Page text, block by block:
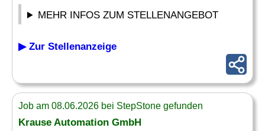
MEHR INFOS ZUM STELLENANGEBOT
▶ Zur Stellenanzeige
Job am 08.06.2026 bei StepStone gefunden
Krause Automation GmbH